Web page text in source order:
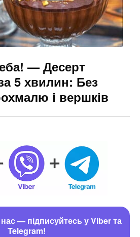
— Десерт
5 хвилин: Без
і вершків
— підписуйтесь у Viber та
Telegram!